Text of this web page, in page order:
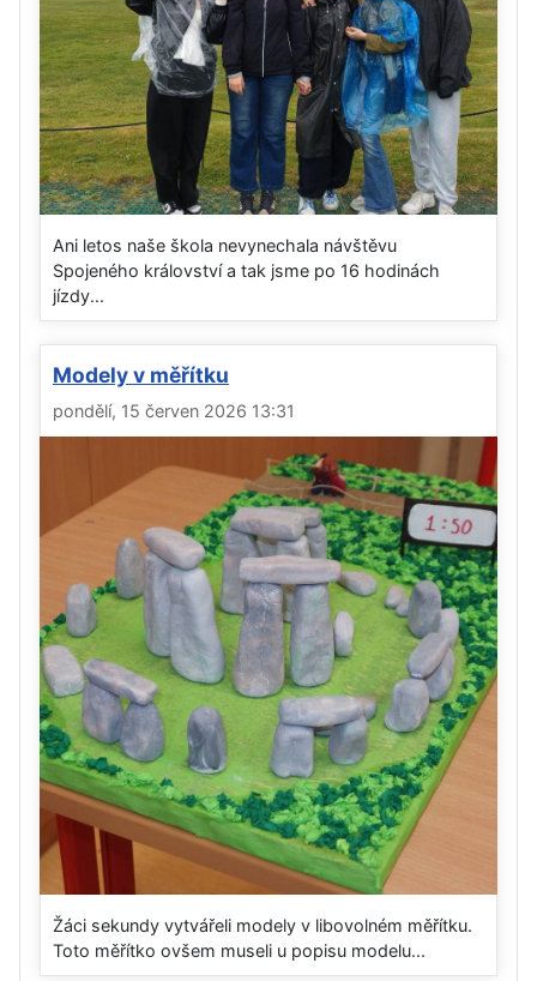
Ani letos naše škola nevynechala návštěvu
Spojeného království a tak jsme po 16 hodinách
jízdy...
Modely v měřítku
pondělí, 15 červen 2026 13:31
Žáci sekundy vytvářeli modely v libovolném měřítku.
Toto měřítko ovšem museli u popisu modelu...